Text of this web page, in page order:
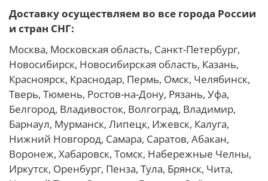
Доставку осуществляем во все города России
и стран СНГ:
Москва, Московская область, Санкт-Петербург,
Новосибирск, Новосибирская область, Казань,
Красноярск, Краснодар, Пермь, Омск, Челябинск,
Тверь, Тюмень, Ростов-на-Дону, Рязань, Уфа,
Белгород, Владивосток, Волгоград, Владимир,
Барнаул, Мурманск, Липецк, Ижевск, Калуга,
Нижний Новгород, Самара, Саратов, Абакан,
Воронеж, Хабаровск, Томск, Набережные Челны,
Иркутск, Оренбург, Пенза, Тула, Брянск, Чита,